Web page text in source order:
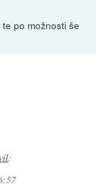
po možnosti še
: